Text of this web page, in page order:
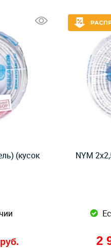
(кусок
руб.
NYM
2